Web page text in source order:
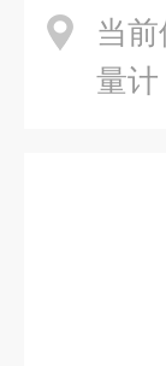
当前
量计